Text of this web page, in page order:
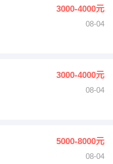
3000-4000元
08-04
3000-4000元
08-04
5000-8000元
08-04